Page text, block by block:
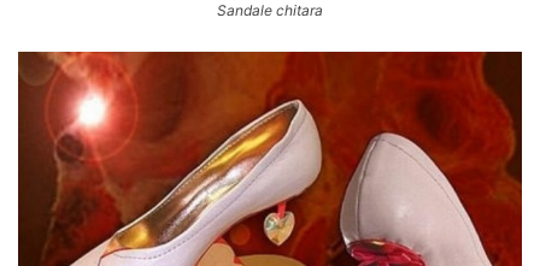
Sandale chitara